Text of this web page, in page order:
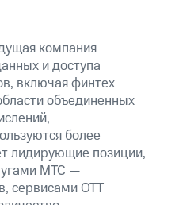
компания
и доступа
включая финтех
объединенных
более
лидирующие позиции,
МТС —
сервисами OTT